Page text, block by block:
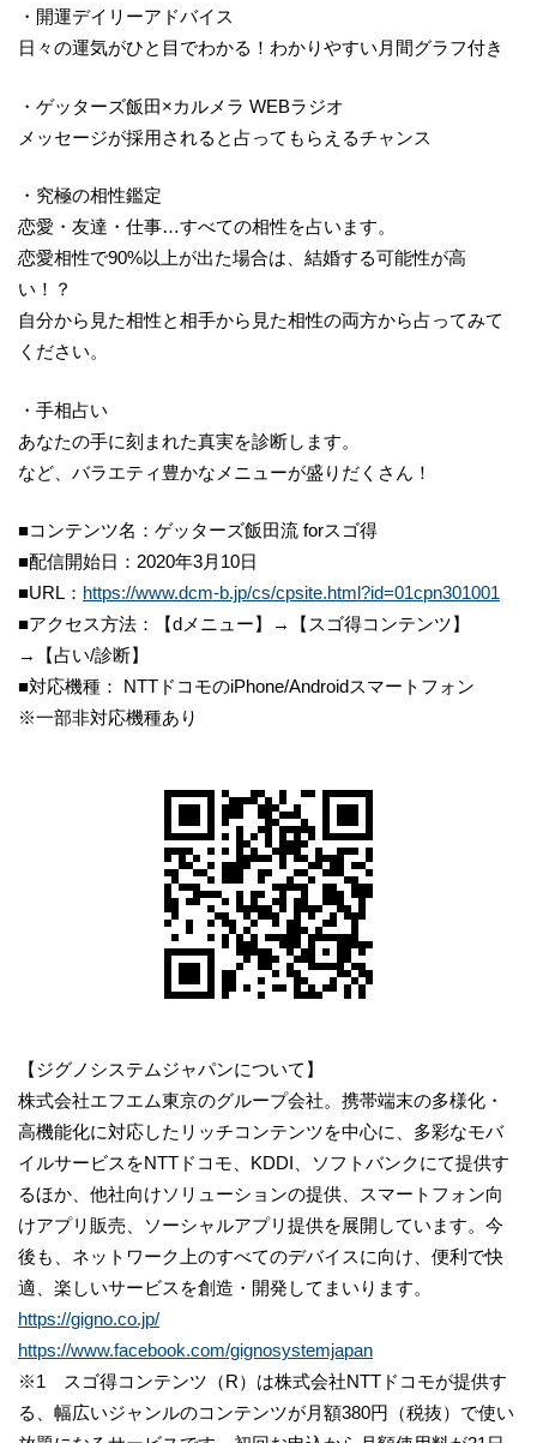
・開運デイリーアドバイス
日々の運気がひと目でわかる！わかりやすい月間グラフ付き
・ゲッターズ飯田×カルメラ WEBラジオ
メッセージが採用されると占ってもらえるチャンス
・究極の相性鑑定
恋愛・友達・仕事…すべての相性を占います。
恋愛相性で90%以上が出た場合は、結婚する可能性が高
い！？
自分から見た相性と相手から見た相性の両方から占ってみて
ください。
・手相占い
あなたの手に刻まれた真実を診断します。
など、バラエティ豊かなメニューが盛りだくさん！
■コンテンツ名：ゲッターズ飯田流 forスゴ得
■配信開始日：2020年3月10日
■URL： https://www.dcm-b.jp/cs/cpsite.html?id=01cpn301001
■アクセス方法：【dメニュー】→【スゴ得コンテンツ】
→【占い/診断】
■対応機種： NTTドコモのiPhone/Androidスマートフォン
※一部非対応機種あり
【ジグノシステムジャパンについて】
株式会社エフエム東京のグループ会社。携帯端末の多様化・
高機能化に対応したリッチコンテンツを中心に、多彩なモバ
イルサービスをNTTドコモ、KDDI、ソフトバンクにて提供す
るほか、他社向けソリューションの提供、スマートフォン向
けアプリ販売、ソーシャルアプリ提供を展開しています。今
後も、ネットワーク上のすべてのデバイスに向け、便利で快
適、楽しいサービスを創造・開発してまいります。
https://gigno.co.jp/
https://www.facebook.com/gignosystemjapan
※1 スゴ得コンテンツ（R）は株式会社NTTドコモが提供す
る、幅広いジャンルのコンテンツが月額380円（税抜）で使い